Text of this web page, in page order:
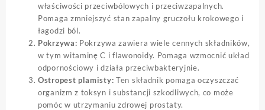
właściwości przeciwbólowych i przeciwzapalnych.
Pomaga zmniejszyć stan zapalny gruczołu krokowego i
łagodzi ból.
Pokrzywa: Pokrzywa zawiera wiele cennych składników,
w tym witaminę C i flawonoidy. Pomaga wzmocnić układ
odpornościowy i działa przeciwbakteryjnie.
Ostropest plamisty: Ten składnik pomaga oczyszczać
organizm z toksyn i substancji szkodliwych, co może
pomóc w utrzymaniu zdrowej prostaty.